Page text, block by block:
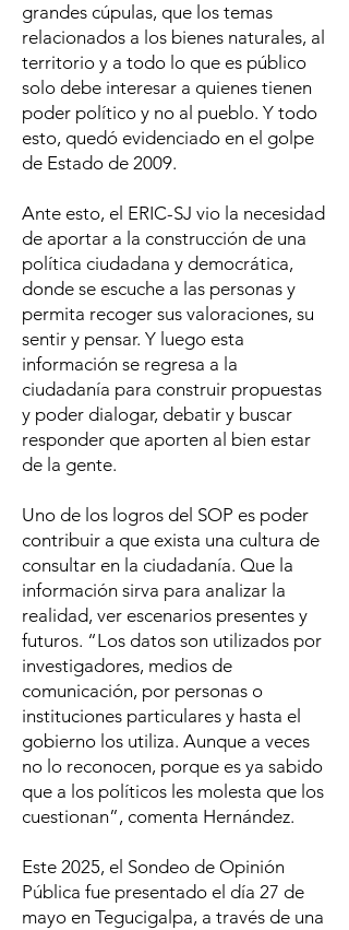
grandes cúpulas, que los temas
relacionados a los bienes naturales, al
territorio y a todo lo que es público
solo debe interesar a quienes tienen
poder político y no al pueblo. Y todo
esto, quedó evidenciado en el golpe
de Estado de 2009.
Ante esto, el ERIC-SJ vio la necesidad
de aportar a la construcción de una
política ciudadana y democrática,
donde se escuche a las personas y
permita recoger sus valoraciones, su
sentir y pensar. Y luego esta
información se regresa a la
ciudadanía para construir propuestas
y poder dialogar, debatir y buscar
responder que aporten al bien estar
de la gente.
Uno de los logros del SOP es poder
contribuir a que exista una cultura de
consultar en la ciudadanía. Que la
información sirva para analizar la
realidad, ver escenarios presentes y
futuros. “Los datos son utilizados por
investigadores, medios de
comunicación, por personas o
instituciones particulares y hasta el
gobierno los utiliza. Aunque a veces
no lo reconocen, porque es ya sabido
que a los políticos les molesta que los
cuestionan”, comenta Hernández.
Este 2025, el Sondeo de Opinión
Pública fue presentado el día 27 de
mayo en Tegucigalpa, a través de una